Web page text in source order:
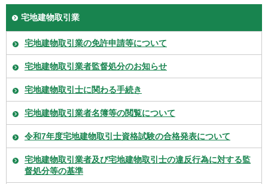
宅地建物取引業
宅地建物取引業の免許申請等について
宅地建物取引業者監督処分のお知らせ
宅地建物取引士に関わる手続き
宅地建物取引業者名簿等の閲覧について
令和7年度宅地建物取引士資格試験の合格発表について
宅地建物取引業者及び宅地建物取引士の違反行為に対する監
督処分等の基準